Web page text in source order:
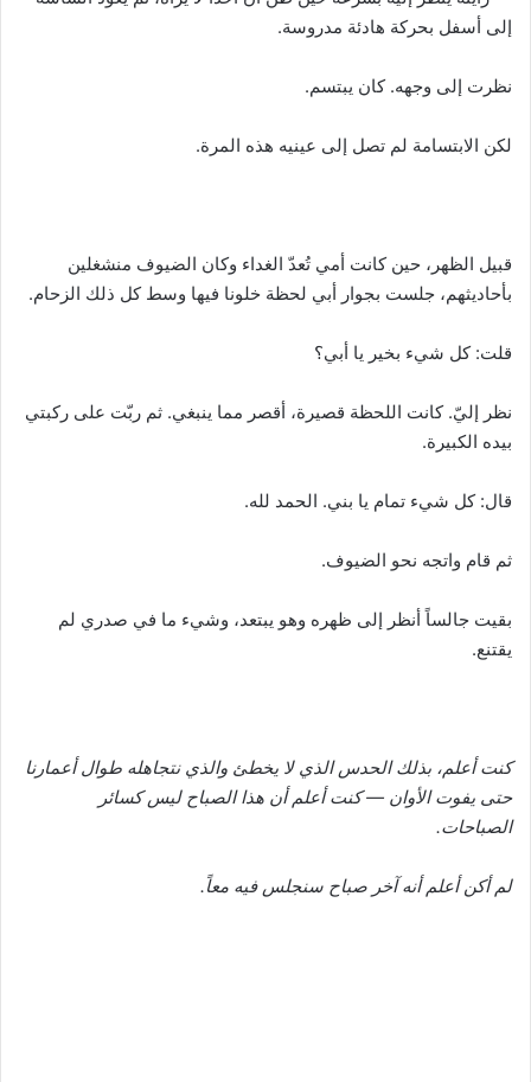
إلى أسفل بحركة هادئة مدروسة.
نظرت إلى وجهه. كان يبتسم.
لكن الابتسامة لم تصل إلى عينيه هذه المرة.
قبيل الظهر، حين كانت أمي تُعدّ الغداء وكان الضيوف منشغلين
بأحاديثهم، جلست بجوار أبي لحظة خلونا فيها وسط كل ذلك الزحام.
قلت: كل شيء بخير يا أبي؟
نظر إليّ. كانت اللحظة قصيرة، أقصر مما ينبغي. ثم ربّت على ركبتي
بيده الكبيرة.
قال: كل شيء تمام يا بني. الحمد لله.
ثم قام واتجه نحو الضيوف.
بقيت جالساً أنظر إلى ظهره وهو يبتعد، وشيء ما في صدري لم
يقتنع.
كنت أعلم، بذلك الحدس الذي لا يخطئ والذي نتجاهله طوال أعمارنا
حتى يفوت الأوان — كنت أعلم أن هذا الصباح ليس كسائر
الصباحات.
لم أكن أعلم أنه آخر صباح سنجلس فيه معاً.